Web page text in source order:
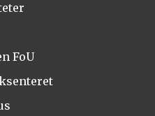
FoU